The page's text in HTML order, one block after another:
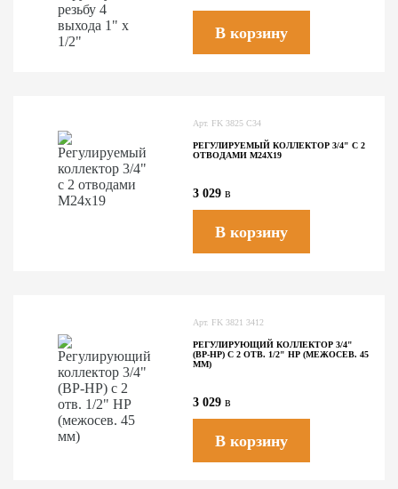
В корзину
Арт. FK 3825 C34
РЕГУЛИРУЕМЫЙ КОЛЛЕКТОР 3/4" С 2
ОТВОДАМИ М24Х19
3 029 в
В корзину
Арт. FK 3821 3412
РЕГУЛИРУЮЩИЙ КОЛЛЕКТОР 3/4"
(ВР-НР) С 2 ОТВ. 1/2" НР (МЕЖОСЕВ. 45
ММ)
3 029 в
В корзину